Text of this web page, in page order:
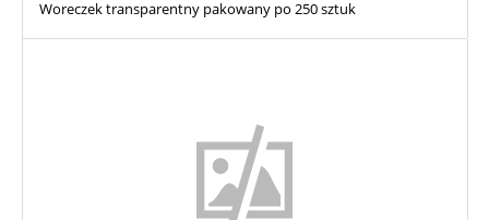
Woreczek transparentny pakowany po 250 sztuk